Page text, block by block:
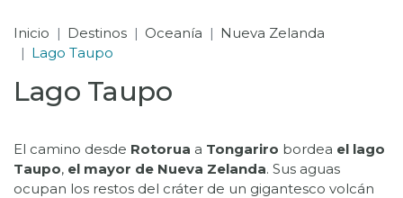
Inicio Destinos Oceanía
Nueva Zelanda
Lago Taupo
Lago Taupo
El camino desde Rotorua a Tongariro bordea el lago
Taupo, el mayor de Nueva Zelanda. Sus aguas
ocupan los restos del cráter de un gigantesco volcán